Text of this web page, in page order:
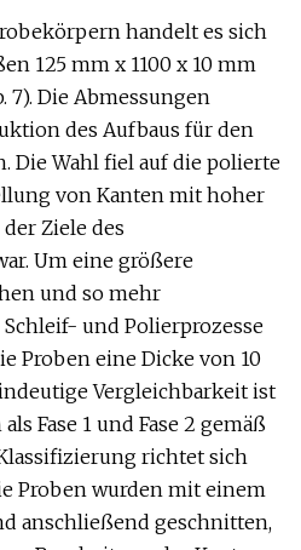
handelt es sich
125 mm x 1100 x 10 mm
7). Die Abmessungen
des Aufbaus für den
Die Wahl fiel auf die polierte
von Kanten mit hoher
Ziele des
Um eine größere
und so mehr
und Polierprozesse
Proben eine Dicke von 10
Vergleichbarkeit ist
Fase 1 und Fase 2 gemäß
richtet sich
Proben wurden mit einem
anschließend geschnitten,